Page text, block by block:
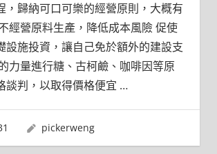
，歸納可口可樂的經營原則，大概有
經營原料生產，降低成本風險 促使
設施投資，讓自己免於額外的建設支
力量進行糖、古柯鹼、咖啡因等原
談判，以取得價格便宜 …
pickerweng